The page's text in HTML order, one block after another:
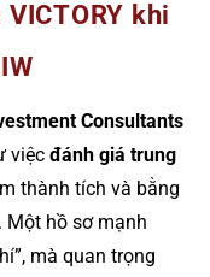
khi
Consultants
việc đánh giá trung
thành tích và bằng
Một hồ sơ mạnh
mà quan trọng